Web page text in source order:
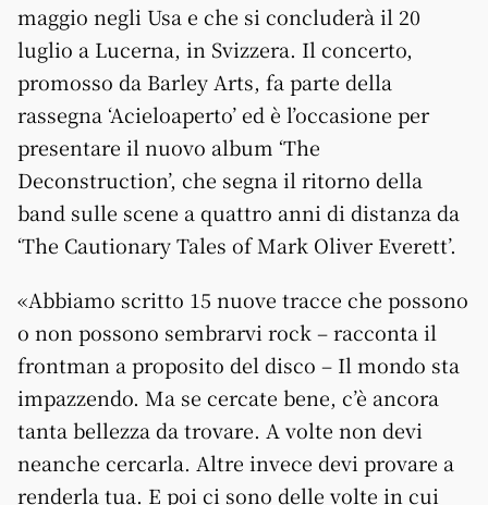
maggio negli Usa e che si concluderà il 20
luglio a Lucerna, in Svizzera. Il concerto,
promosso da Barley Arts, fa parte della
rassegna ‘Acieloaperto’ ed è l’occasione per
presentare il nuovo album ‘The
Deconstruction’, che segna il ritorno della
band sulle scene a quattro anni di distanza da
‘The Cautionary Tales of Mark Oliver Everett’.
«Abbiamo scritto 15 nuove tracce che possono
o non possono sembrarvi rock – racconta il
frontman a proposito del disco – Il mondo sta
impazzendo. Ma se cercate bene, c’è ancora
tanta bellezza da trovare. A volte non devi
neanche cercarla. Altre invece devi provare a
renderla tua. E poi ci sono delle volte in cui